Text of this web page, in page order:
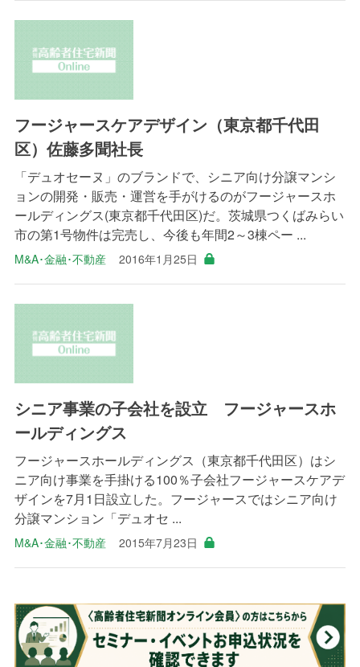
フージャースケアデザイン（東京都千代田
区）佐藤多聞社長
「デュオセーヌ」のブランドで、シニア向け分譲マンシ
ョンの開発・販売・運営を手がけるのがフージャースホ
ールディングス(東京都千代田区)だ。茨城県つくばみらい
市の第1号物件は完売し、今後も年間2～3棟ペー ...
M&A･金融･不動産 2016年1月25日
シニア事業の子会社を設立 フージャースホ
ールディングス
フージャースホールディングス（東京都千代田区）はシ
ニア向け事業を手掛ける100％子会社フージャースケアデ
ザインを7月1日設立した。フージャースではシニア向け
分譲マンション「デュオセ ...
M&A･金融･不動産 2015年7月23日